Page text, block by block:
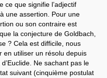
ce que signifie l’adjectif
une assertion. Pour une
ou son contraire est
la conjecture de Goldbach,
? Cela est difficile, nous
en utiliser un résolu depuis
Ne sachant pas le
suivant (cinquième postulat